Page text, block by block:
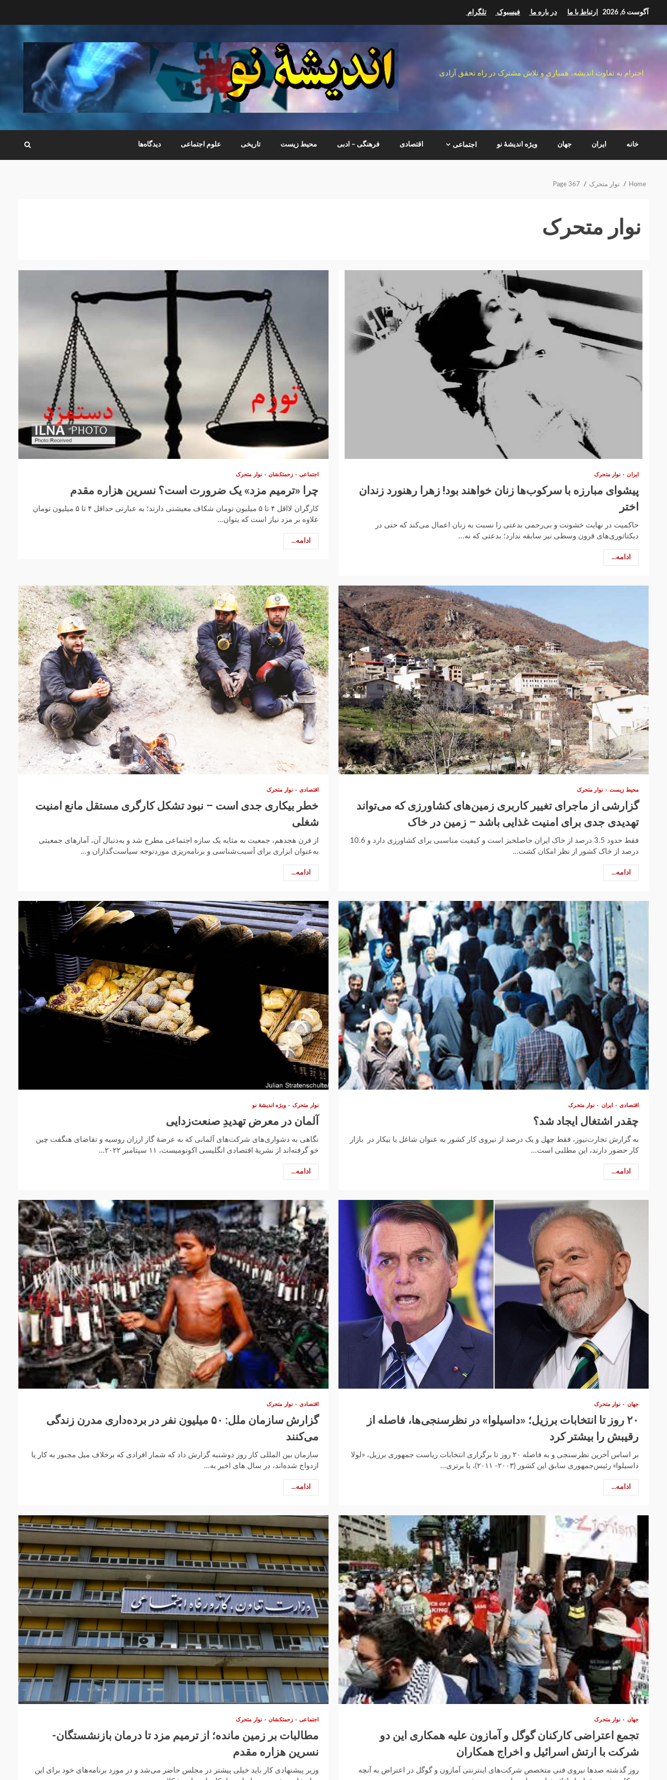
content
آگوست 6, 2026 ارتباط با ما در باره ما فیسبوک تلگرام
احترام به تفاوت اندیشه، همیاری و تلاش مشترک در راه تحقق آزادی
خانه ایران جهان ویژه اندیشهٔ نو اجتماعی اقتصادی فرهنگی – ادبی محیط زیست تاریخی علوم اجتماعی دیدگاه‌ها
Home نوار متحرک Page 367
نوار متحرک
ایران نوار متحرک
پیشوای مبارزه با سرکوب‌ها زنان خواهند بود! زهرا رهنورد زندان
اختر
حاکمیت در نهایت خشونت و بی‌رحمی بدعتی را نسبت به زنان اعمال می‌کند که حتی در
دیکتاتوری‌های قرون وسطی نیز سابقه ندارد؛ بدعتی که نه...
ادامه...
اجتماعی زحمتکشان نوار متحرک
چرا «ترمیم مزد» یک ضرورت است؟ نسرین هزاره مقدم
کارگران لااقل ۴ تا ۵ میلیون تومان شکاف معیشتی دارند؛ به عبارتی حداقل ۴ تا ۵ میلیون تومان
علاوه بر مزد نیاز است که بتوان...
ادامه...
محیط زیست نوار متحرک
گزارشی از ماجرای تغییر کاربری زمین‌های کشاورزی که می‌تواند
تهدیدی جدی برای امنیت غذایی باشد – زمین در خاک
فقط حدود 3.5 درصد از خاک ایران حاصلخیز است و کیفیت مناسبی برای کشاورزی دارد و 10.6
درصد از خاک کشور از نظر امکان کشت...
ادامه...
اقتصادی نوار متحرک
خطر بیکاری جدی است – نبود تشکل کارگری مستقل مانع امنیت
شغلی
از قرن هجدهم، جمعیت به مثابه یک سازه اجتماعی مطرح شد و به‌دنبال آن، آمارهای جمعیتی
به‌عنوان ابزاری برای آسیب‌شناسی و برنامه‌ریزی موردتوجه سیاست‌گذاران و...
ادامه...
اقتصادی ایران نوار متحرک
چقدر اشتغال ایجاد شد؟
به گزارش تجارت‌‌‌نیوز، فقط چهل و یک درصد از نیروی کار کشور به عنوان شاغل یا بیکار در بازار
کار حضور دارند، این مطلبی است...
ادامه...
نوار متحرک ویژه اندیشهٔ نو
آلمان در معرض تهدیدِ صنعت‌زدایی
نگاهی به دشواری‌های شرکت‌های آلمانی که به عرضهٔ گاز ارزان روسیه و تقاضای هنگفت چین
خو گرفته‌اند از نشریهٔ اقتصادی انگلیسی اکونومیست، ۱۱ سپتامبر ۲۰۲۲...
ادامه...
جهان نوار متحرک
۲۰ روز تا انتخابات برزیل؛ «داسیلوا» در نظرسنجی‌ها، فاصله از
رقیبش را بیشتر کرد
بر اساس آخرین نظرسنجی و به فاصله ۲۰ روز تا برگزاری انتخابات ریاست جمهوری برزیل، «لولا
داسیلوا» رئیس‌جمهوری سابق این کشور (۲۰۰۳- ۲۰۱۱)، با برتری...
ادامه...
اقتصادی نوار متحرک
گزارش سازمان ملل: ۵۰ میلیون نفر در برده‌داری مدرن زندگی
می‌کنند
سازمان بین المللی کار روز دوشنبه گزارش داد که شمار افرادی که برخلاف میل مجبور به کار یا
ازدواج شده‌اند، در سال های اخیر به...
ادامه...
جهان نوار متحرک
تجمع اعتراضی کارکنان گوگل و آمازون علیه همکاری این دو
شرکت با ارتش اسرائیل و اخراج همکاران
روز گذشته صدها نیروی فنی متخصص شرکت‌های اینترنتی آمازون و گوگل در اعتراض به آنچه
اجتماعی زحمتکشان نوار متحرک
مطالبات بر زمین مانده؛ از ترمیم مزد تا درمان بازنشستگان-
نسرین هزاره مقدم
وزیر پیشنهادی کار باید خیلی پیشتر در مجلس حاضر می‌شد و در مورد برنامه‌های خود برای این